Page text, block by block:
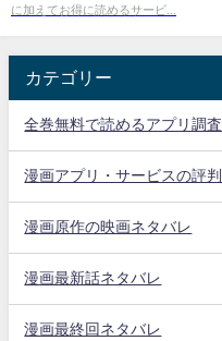
に加えてお得に読めるサービ...
カテゴリー
全巻無料で読めるアプリ調査
漫画アプリ・サービスの評判
漫画原作の映画ネタバレ
漫画最新話ネタバレ
漫画最終回ネタバレ